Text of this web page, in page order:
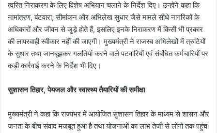
त्वरित निराकरण के लिए विशेष अभियान चलाने के निर्देश दिए। उन्होंने कहा कि
नामांतरण, बंटवारा, सीमांकन और अभिलेख सुधार जैसे मामले सीधे नागरिकों के
अधिकारों और जीवन से जुड़े होते हैं, इसलिए इनके निराकरण में किसी भी प्रकार
की लापरवाही स्वीकार नहीं की जाएगी। मुख्यमंत्री ने राजस्व अभिलेखों में त्रुटियों
के सुधार तथा जानबूझकर गलतियां करने वाले पटवारियों एवं संबंधित कर्मचारियों पर
कड़ी कार्रवाई करने के निर्देश भी दिए।
सुशासन तिहार, पेयजल और स्वास्थ्य तैयारियों की समीक्षा
मुख्यमंत्री ने कहा कि राज्यभर में आयोजित सुशासन तिहार के माध्यम से शासन और
जनता के बीच संवाद मजबूत हुआ है तथा योजनाओं का लाभ तेजी से लोगों तक पहुंच